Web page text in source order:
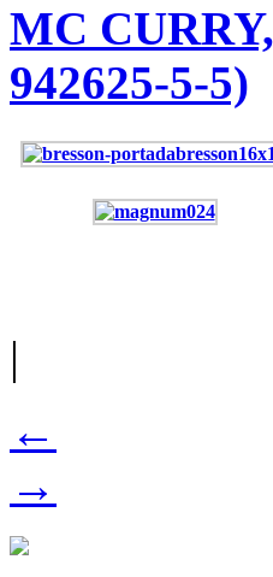
MC
942625-5-5)
|
←
→